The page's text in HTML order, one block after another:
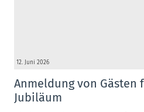
12. Juni 2026
Anmeldung von Gästen
Jubiläum